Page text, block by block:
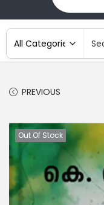
PREVIOUS
Out Of Stock